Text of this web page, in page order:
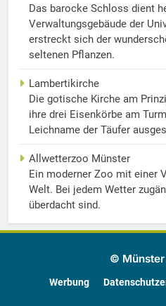
Das barocke Schloss dient
Verwaltungsgebäude der
erstreckt sich der
seltenen Pflanzen.
Lambertikirche
Die gotische Kirche am
ihre drei Eisenkörbe am
Leichname der Täufer
Allwetterzoo Münster
Ein moderner Zoo mit einer
Welt. Bei jedem Wetter
überdacht sind.
©
Werbung